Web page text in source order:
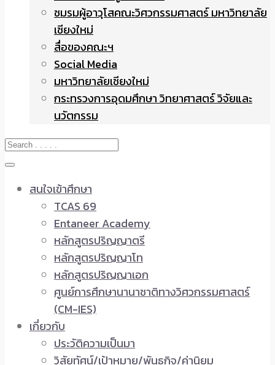
ชมรมผู้อาวุโสคณะวิศวกรรมศาสตร์ มหาวิทยาลัย
เชียงใหม่
สื่อของคณะฯ
Social Media
มหาวิทยาลัยเชียงใหม่
กระทรวงการอุดมศึกษา วิทยาศาสตร์ วิจัยและ
นวัตกรรม
สนใจเข้าศึกษา
TCAS 69
Entaneer Academy
หลักสูตรปริญญาตรี
หลักสูตรปริญญาโท
หลักสูตรปริญญาเอก
ศูนย์การศึกษานานาชาติทางวิศวกรรมศาสตร์
(CM-IES)
เกี่ยวกับ
ประวัติความเป็นมา
วิสัยทัศน์/เป้าหมาย/พันธกิจ/ค่านิยม